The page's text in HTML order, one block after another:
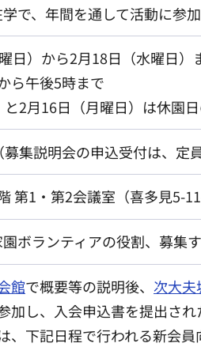
で、年間を通して活動に参
日）から2月18日（水曜日）
ら午後5時まで
2月16日（月曜日）は休園
集説明会の申込受付は、定
第1・第2会議室（喜多見5-
ボランティアの役割、募集
館で概要等の説明後、 次大夫
加し、入会申込書を提出さ
、下記日程で行われる新会